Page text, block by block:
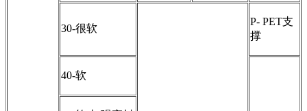
30-很软
P- PET支
撑
40-软